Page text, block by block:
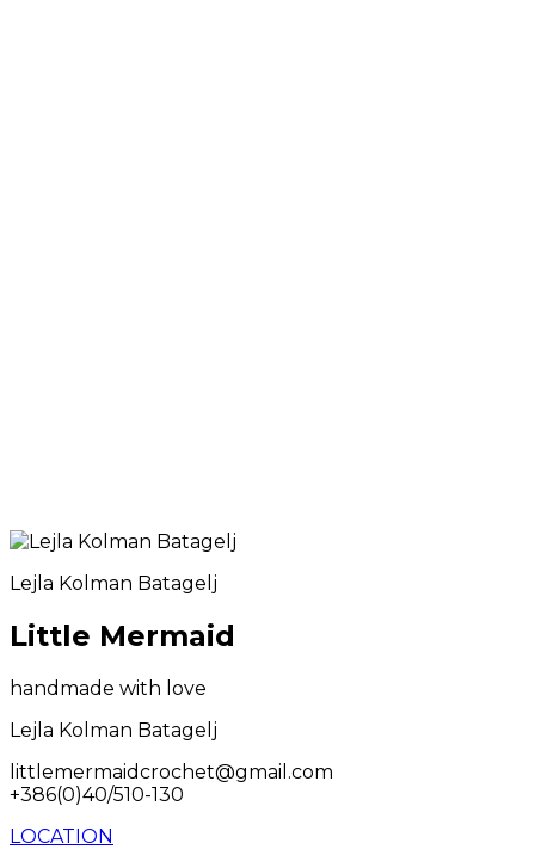
Lejla Kolman Batagelj
Little Mermaid
handmade with love
Lejla Kolman Batagelj
littlemermaidcrochet@gmail.com
+386(0)40/510-130
LOCATION